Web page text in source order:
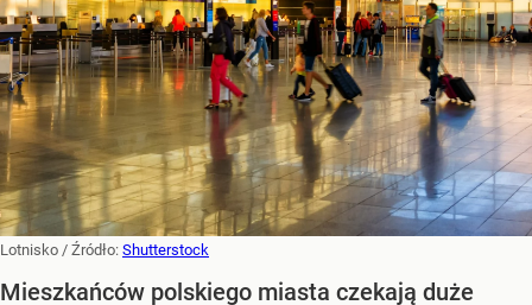
Lotnisko / Źródło: Shutterstock
Mieszkańców polskiego miasta czekają duże